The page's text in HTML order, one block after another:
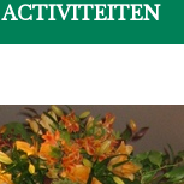
ACTIVITEITEN